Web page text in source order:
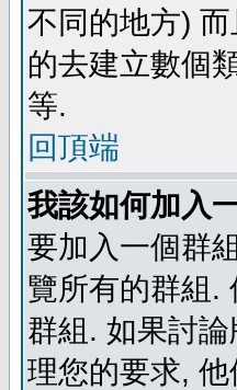
不同的地方)
的去建立數個
等.
回頂端
我該如何加入
要加入一個群
覽所有的群組.
群組. 如果討
理您的要求,